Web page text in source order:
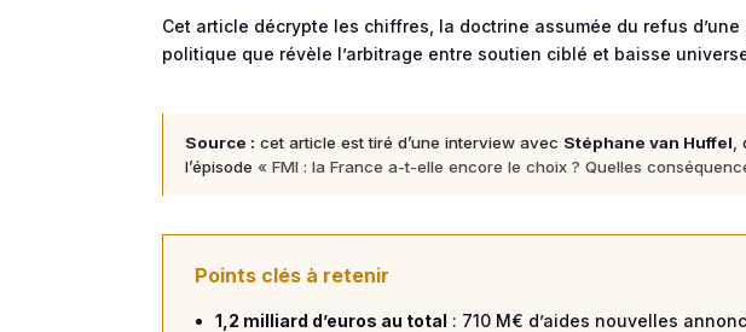
Cet article décrypte les chiffres, la doctrine assumée du refus
politique que révèle l’arbitrage entre soutien ciblé et baisse
Source : cet article est tiré d’une interview avec Stéphane van Huffel
l’épisode « FMI : la France a-t-elle encore le choix ? Quelles
Points clés à retenir
1,2 milliard d’euros au total : 710 M€ d’aides nouvelles